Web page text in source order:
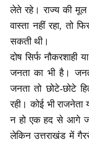
लेते रहे। राज्य की
वास्ता नहीं रहा, तो
सकती थी।
दोष सिर्फ नौकरशाही
जनता का भी है।
जनता तो छोटे-छोटे
रही। कोई भी राजनेता
न हो एक हद से आगे
लेकिन उत्तराखंड में